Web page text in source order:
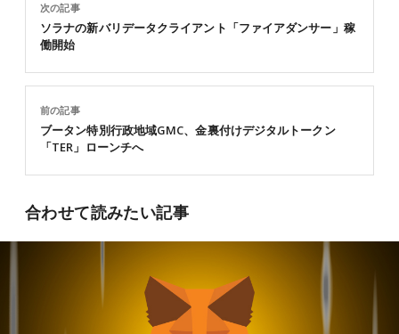
前の記事
ブータン特別行政地域GMC、金裏付けデジタルトークン
「TER」ローンチへ
次の記事
ソラナの新バリデータクライアント「ファイアダンサー」稼
働開始
合わせて読みたい記事